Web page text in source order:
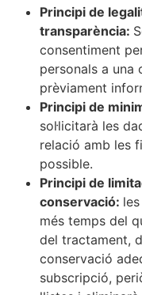
Principi de
transparència:
consentiment
personals a una
prèviament
Principi de
sol·licitarà les
relació amb les
possible.
Principi de
conservació:
més temps del
del tractament,
conservació
subscripció,